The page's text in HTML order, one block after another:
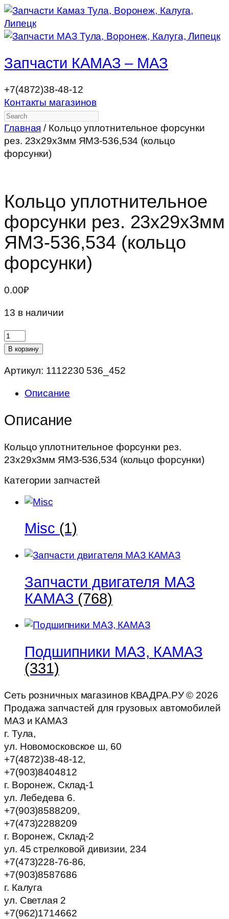
Запчасти КАМАЗ – МАЗ
+7(4872)38-48-12
Контакты магазинов
Search
Главная / Кольцо уплотнительное форсунки
рез. 23х29х3мм ЯМЗ-536,534 (кольцо
форсунки)
Кольцо уплотнительное
форсунки рез. 23х29х3мм
ЯМЗ-536,534 (кольцо
форсунки)
0.00₽
13 в наличии
Количество
товара
уплотнительное
рез.
ЯМЗ-536,534
форсунки)
В корзину
Артикул: 1112230 536_452
Описание
Описание
Кольцо уплотнительное форсунки рез.
23х29х3мм ЯМЗ-536,534 (кольцо форсунки)
Категории запчастей
Misc (1)
Запчасти двигателя МАЗ
КАМАЗ (768)
Подшипники МАЗ, КАМАЗ
(331)
Сеть розничных магазинов КВАДРА.РУ © 2026
Продажа запчастей для грузовых автомобилей
МАЗ и КАМАЗ
г. Тула,
ул. Новомосковское ш, 60
+7(4872)38-48-12,
+7(903)8404812
г. Воронеж, Склад-1
ул. Лебедева 6.
+7(903)8588209,
+7(473)2288209
г. Воронеж, Склад-2
ул. 45 стрелковой дивизии, 234
+7(473)228-76-86,
+7(903)8587686
г. Калуга
ул. Светлая 2
+7(962)1714662